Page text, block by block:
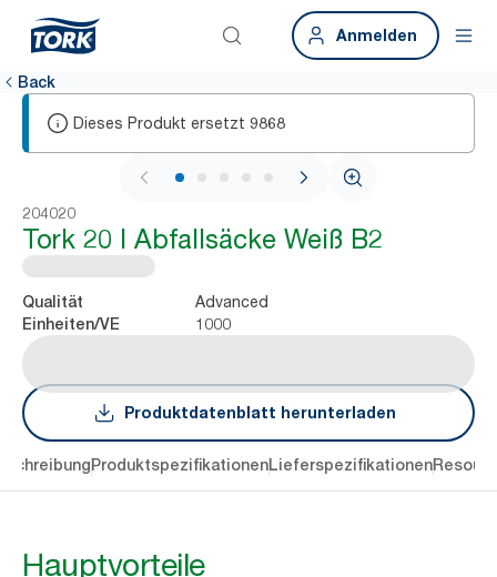
Anmelden
Back
Dieses Produkt ersetzt 9868
1 / 5
204020
Tork 20 l Abfallsäcke Weiß B2
Qualität Advanced
Einheiten/VE 1000
Produktdatenblatt herunterladen
ProduktspezifikationenLieferspezifikationen
Hauptvorteile